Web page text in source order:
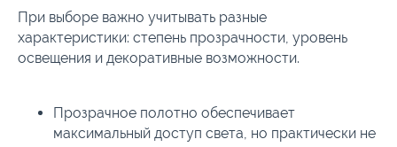
При выборе важно учитывать разные
характеристики: степень прозрачности, уровень
освещения и декоративные возможности.
Прозрачное полотно обеспечивает
максимальный доступ света, но практически не